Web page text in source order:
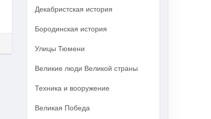
Декабристская история
Бородинская история
Улицы Тюмени
Великие люди Великой страны
Техника и вооружение
Великая Победа